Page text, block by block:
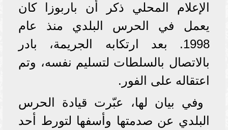
الإعلام المحلي ذكر أن باربوزا كان
يعمل في الحرس البلدي منذ عام
1998. بعد ارتكابه الجريمة، بادر
بالاتصال بالسلطات لتسليم نفسه، وتم
اعتقاله على الفور.
وفي بيان لها، عبّرت قيادة الحرس
البلدي عن صدمتها وأسفها لتورط أحد